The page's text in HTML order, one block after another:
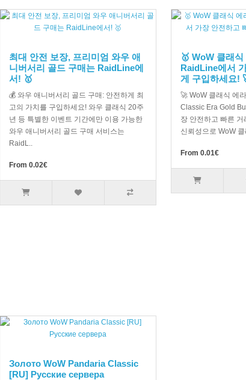
최대 안전 보장, 프리미엄 와우 애
니버서리 골드 구매는 RaidLine에
서! 🥇
💰 와우 애니버서리 골드 구매: 안전하게 최
고의 가치를 구입하세요! 와우 클래식 20주
년 등 특별한 이벤트 기간에만 이용 가능한
와우 애니버서리 골드 구매 서비스는
RaidL..
From 0.02€
🥇 WoW 클래
RaidLine에서
게 구입하세요!
🚀 WoW 클래식 에
Classic Era Gold
장 안전하고 빠른
신뢰성으로 WoW 클
From 0.01€
Золото WoW Pandaria Classic
[RU] Русские сервера